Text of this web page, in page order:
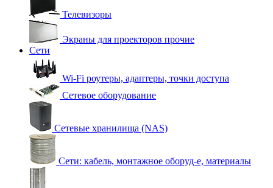
Телевизоры
Экраны для проекторов прочие
Сети
Wi-Fi роутеры, адаптеры, точки доступа
Сетевое оборудование
Сетевые хранилища (NAS)
Сети: кабель, монтажное оборуд-е, материалы